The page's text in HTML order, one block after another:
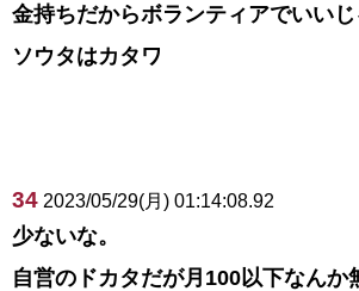
金持ちだからボランティアでいい
ソウタはカタワ
34 2023/05/29(月) 01:14:08.92
少ないな。
自営のドカタだが月100以下なんか